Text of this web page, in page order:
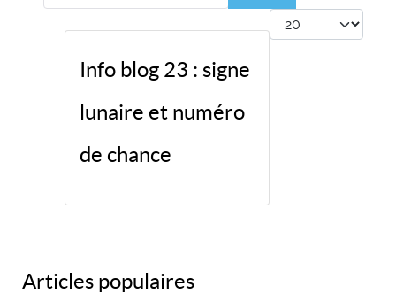
Afficher #
Info blog 23 : signe
lunaire et numéro
de chance
Articles populaires